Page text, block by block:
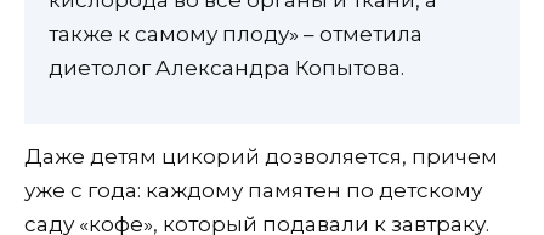
также к самому плоду» – отметила
диетолог Александра Копытова.
Даже детям цикорий дозволяется, причем
уже с года: каждому памятен по детскому
саду «кофе», который подавали к завтраку.